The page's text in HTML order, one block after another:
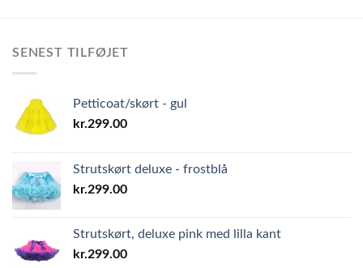
SENEST TILFØJET
Petticoat/skørt - gul
kr.299.00
Strutskørt deluxe - frostblå
kr.299.00
Strutskørt, deluxe pink med lilla kant
kr.299.00